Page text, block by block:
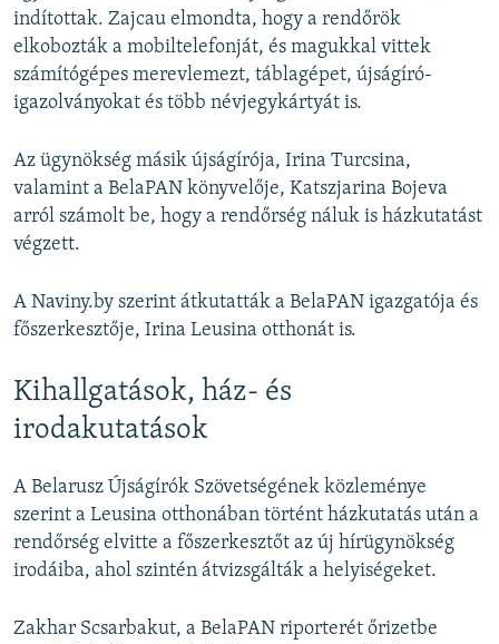
indítottak. Zajcau elmondta, hogy a rendőrök
elkobozták a mobiltelefonját, és magukkal vittek
számítógépes merevlemezt, táblagépet, újságíró-
igazolványokat és több névjegykártyát is.
Az ügynökség másik újságírója, Irina Turcsina,
valamint a BelaPAN könyvelője, Katszjarina Bojeva
arról számolt be, hogy a rendőrség náluk is házkutatást
végzett.
A Naviny.by szerint átkutatták a BelaPAN igazgatója és
főszerkesztője, Irina Leusina otthonát is.
Kihallgatások, ház- és
irodakutatások
A Belarusz Újságírók Szövetségének közleménye
szerint a Leusina otthonában történt házkutatás után a
rendőrség elvitte a főszerkesztőt az új hírügynökség
irodáiba, ahol szintén átvizsgálták a helyiségeket.
Zakhar Scsarbakut, a BelaPAN riporterét őrizetbe